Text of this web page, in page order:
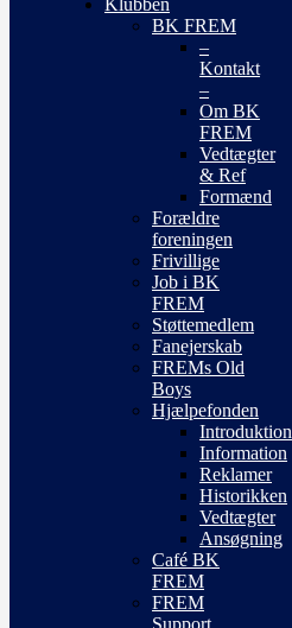
Klubben
BK FREM
–
Kontakt
–
Om BK
FREM
Vedtægter
& Ref
Formænd
Forældre
foreningen
Frivillige
Job i BK
FREM
Støttemedlem
Fanejerskab
FREMs Old
Boys
Hjælpefonden
Introduktion
Information
Reklamer
Historikken
Vedtægter
Ansøgning
Café BK
FREM
FREM
Support